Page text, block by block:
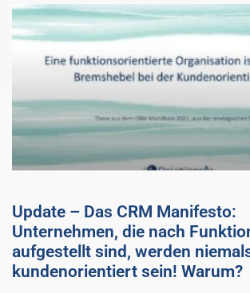
Update – Das CRM Manifesto:
Unternehmen, die nach
aufgestellt sind, werden
kundenorientiert sein! Warum?